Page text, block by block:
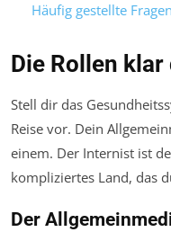
Häufig gestellte Fragen
Die Rollen
Stell dir das
Reise vor. Dein
einem. Der Internist ist
kompliziertes Land, das
Der